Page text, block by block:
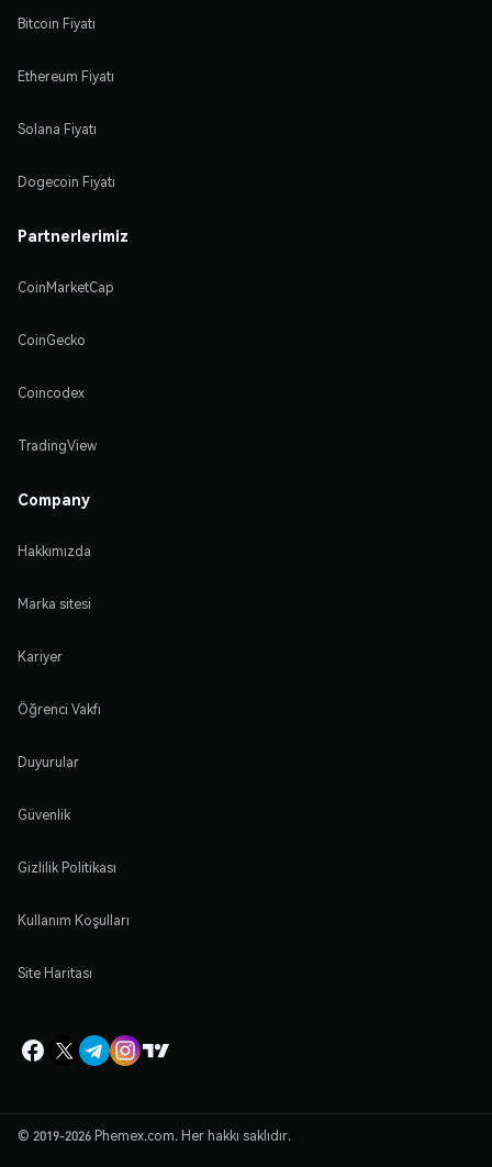
Bitcoin Fiyatı
Ethereum Fiyatı
Solana Fiyatı
Dogecoin Fiyatı
Partnerlerimiz
CoinMarketCap
CoinGecko
Coincodex
TradingView
Company
Hakkımızda
Marka sitesi
Kariyer
Öğrenci Vakfı
Duyurular
Güvenlik
Gizlilik Politikası
Kullanım Koşulları
Site Haritası
© 2019-2026 Phemex.com. Her hakkı saklıdır.